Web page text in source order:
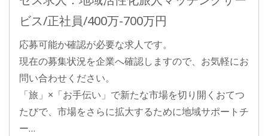
ビス/正社員/400万-700万円
応募可能か確認が必要な求人です。
現在の募集状況を企業へ確認しますので、お気軽にお
問い合わせください。
「旅」×「お手伝い」で新たな市場を切り開くおてつ
たびで、市場をさらに拡大するために地域サポートチ
ー…